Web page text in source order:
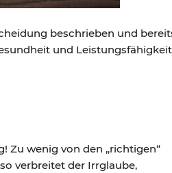
beschrieben und
und Leistungsfähigkeit
Zu wenig von den „richtigen“
verbreitet der Irrglaube,